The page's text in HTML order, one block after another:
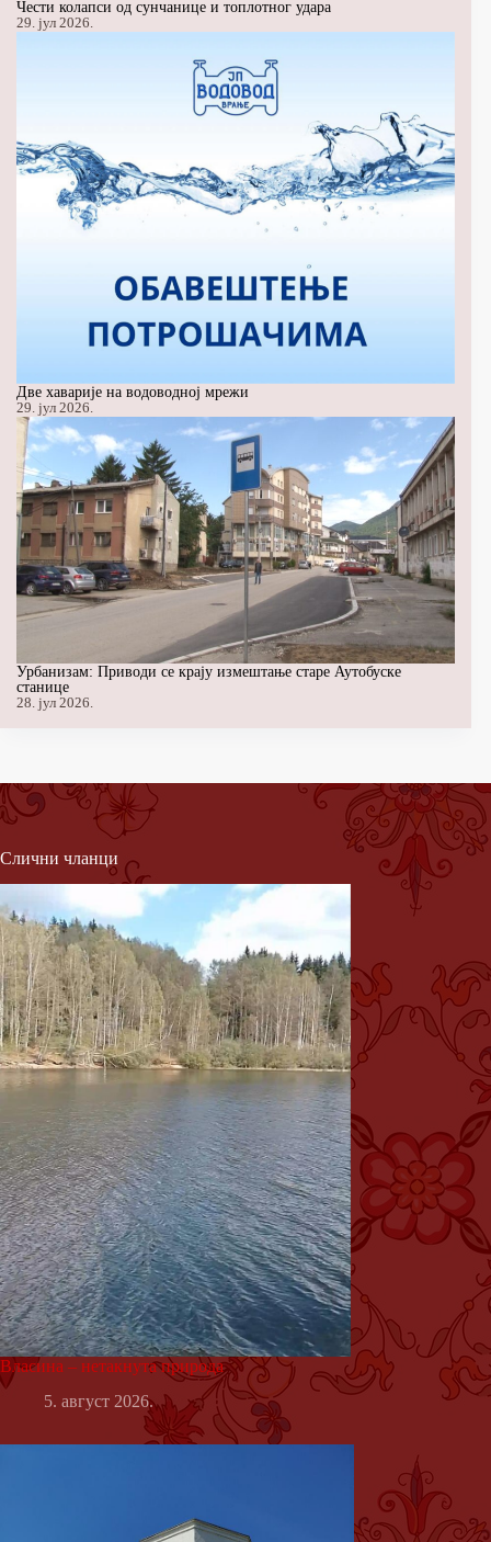
Чести колапси од сунчанице и топлотног удара
29. јул 2026.
Две хаварије на водоводној мрежи
29. јул 2026.
Урбанизам: Приводи се крају измештање старе Аутобуске
станице
28. јул 2026.
Слични чланци
Власина – нетакнута природа
5. август 2026.